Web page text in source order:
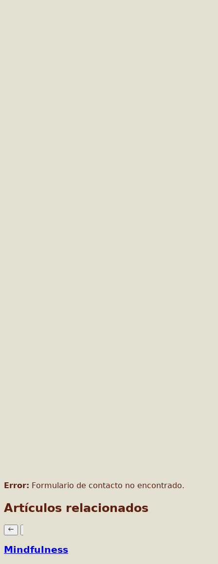
Error: Formulario de contacto no encontrado.
Artículos relacionados
Mindfulness